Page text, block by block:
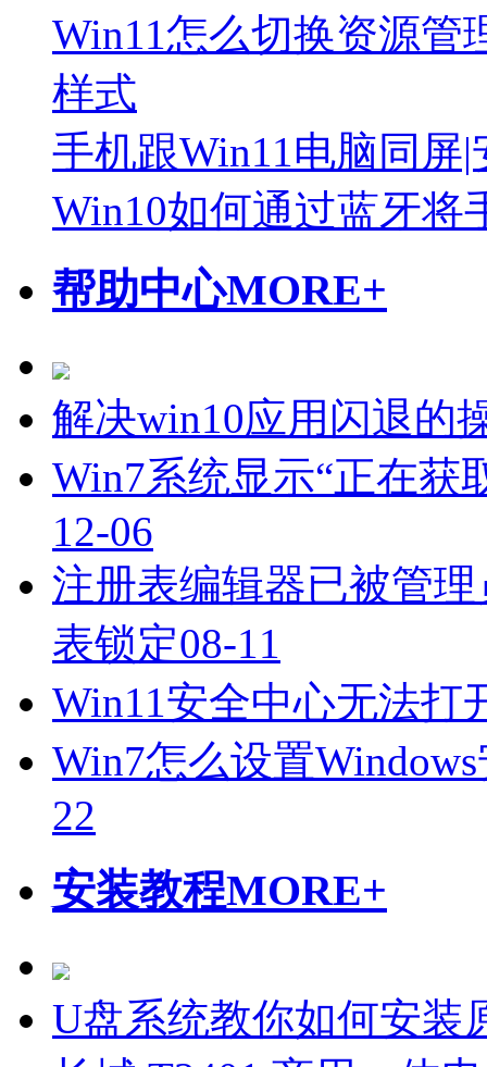
Win11怎么切换资源管
样式
手机跟Win11电脑同屏
Win10如何通过蓝牙将
帮助中心MORE+
解决win10应用闪退的
Win7系统显示“正在获
12-06
注册表编辑器已被管
表锁定08-11
Win11安全中心无法打
Win7怎么设置
22
安装教程MORE+
U盘系统教你如何安装